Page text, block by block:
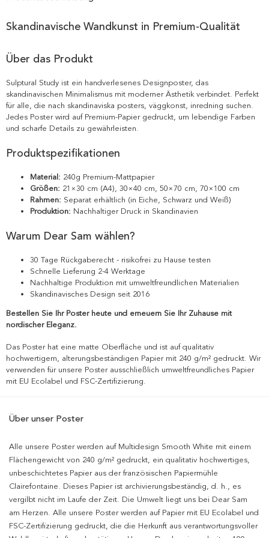
Skandinavische Wandkunst in Premium-Qualität
Über das Produkt
Sulptural Study ist ein handverlesenes Designposter, das
skandinavischen Minimalismus mit moderner Ästhetik verbindet. Perfekt
für alle, die nach skandinaviska posters, väggkonst, inredning suchen.
Jedes Poster wird auf Premium-Papier gedruckt, um lebendige Farben
und scharfe Details zu gewährleisten.
Produktspezifikationen
Material: 240g Premium-Mattpapier
Größen: 21×30 cm (A4), 30×40 cm, 50×70 cm, 70×100 cm
Rahmen: Separat erhältlich (in Eiche, Schwarz und Weiß)
Produktion: Nachhaltiger Druck in Skandinavien
Warum Dear Sam wählen?
30 Tage Rückgaberecht - risikofrei zu Hause testen
Schnelle Lieferung 2-4 Werktage
Nachhaltige Produktion mit umweltfreundlichen Materialien
Skandinavisches Design seit 2016
Bestellen Sie Ihr Poster heute und erneuern Sie Ihr Zuhause mit
nordischer Eleganz.
Das Poster hat eine matte Oberfläche und ist auf qualitativ
hochwertigem, alterungsbeständigen Papier mit 240 g/m² gedruckt. Wir
verwenden für unsere Poster ausschließlich umweltfreundliches Papier
mit EU Ecolabel und FSC-Zertifizierung.
Über unser Poster
Alle unsere Poster werden auf Multidesign Smooth White mit einem
Flächengewicht von 240 g/m² gedruckt, ein qualitativ hochwertiges,
unbeschichtetes Papier aus der französischen Papiermühle
Clairefontaine. Dieses Papier ist archivierungsbeständig, d. h., es
vergilbt nicht im Laufe der Zeit. Die Umwelt liegt uns bei Dear Sam
am Herzen. Alle unsere Poster werden auf Papier mit EU Ecolabel und
FSC-Zertifizierung gedruckt, die die Herkunft aus verantwortungsvoller